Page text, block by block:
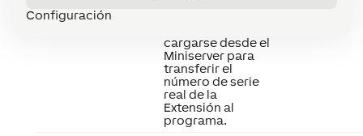
Configuración
cargarse desde el
Miniserver para
transferir el
número de serie
real de la
Extensión al
programa.